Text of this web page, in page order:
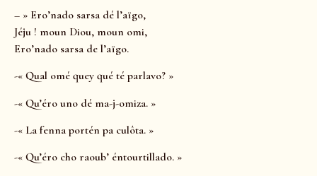
– » Ero’nado sarsa dé l’aïgo,
Jéju ! moun Diou, moun omi,
Ero’nado sarsa de l’aïgo.
-« Qual omé quey qué té parlavo? »
-« Qu’éro uno dé ma-j-omiza. »
-« La fenna portén pa culôta. »
-« Qu’éro cho raoub’ éntourtillado. »